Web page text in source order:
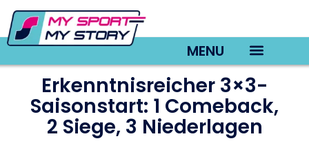
MENU
Erkenntnisreicher 3×3-
Saisonstart: 1 Comeback,
2 Siege, 3 Niederlagen